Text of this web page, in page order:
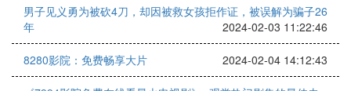
男子见义勇为被砍4刀，却因被救女孩拒作证，被误解为骗子26
年
2024-02-03 11:22:46
8280影院：免费畅享大片 2024-02-04 14:12:43